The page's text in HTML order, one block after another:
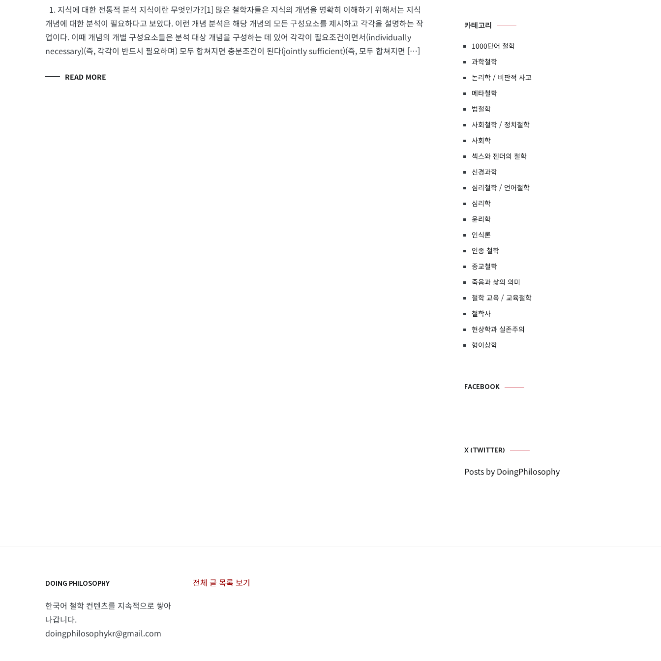
1. 지식에 대한 전통적 분석 지식이란 무엇인가?[1] 많은 철학자들은 지식의 개념을 명확히 이해하기 위해서는 지식
개념에 대한 분석이 필요하다고 보았다. 이런 개념 분석은 해당 개념의 모든 구성요소를 제시하고 각각을 설명하는 작
업이다. 이때 개념의 개별 구성요소들은 분석 대상 개념을 구성하는 데 있어 각각이 필요조건이면서(individually
necessary)(즉, 각각이 반드시 필요하며) 모두 합쳐지면 충분조건이 된다(jointly sufficient)(즉, 모두 합쳐지면 […]
READ MORE
카테고리
1000단어 철학
과학철학
논리학 / 비판적 사고
메타철학
법철학
사회철학 / 정치철학
사회학
섹스와 젠더의 철학
신경과학
심리철학 / 언어철학
심리학
윤리학
인식론
인종 철학
종교철학
죽음과 삶의 의미
철학 교육 / 교육철학
철학사
현상학과 실존주의
형이상학
FACEBOOK
X (TWITTER)
Posts by DoingPhilosophy
DOING PHILOSOPHY
한국어 철학 컨텐츠를 지속적으로 쌓아
나갑니다.
doingphilosophykr@gmail.com
전체 글 목록 보기